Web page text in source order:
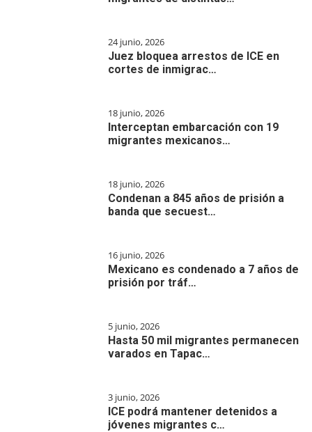
24 junio, 2026
Juez bloquea arrestos de ICE en
cortes de inmigrac…
18 junio, 2026
Interceptan embarcación con 19
migrantes mexicanos…
18 junio, 2026
Condenan a 845 años de prisión a
banda que secuest…
16 junio, 2026
Mexicano es condenado a 7 años de
prisión por tráf…
5 junio, 2026
Hasta 50 mil migrantes permanecen
varados en Tapac…
3 junio, 2026
ICE podrá mantener detenidos a
jóvenes migrantes c…